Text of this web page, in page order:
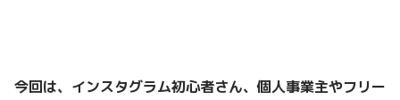
今回は、インスタグラム初心者さん、個人事業主やフリー